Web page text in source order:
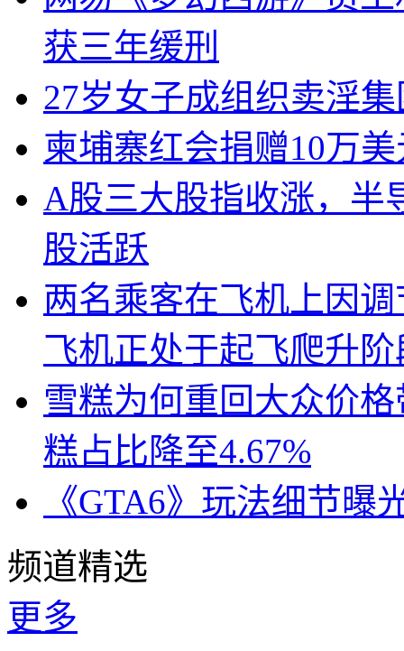
获三年缓刑
27岁女子成组织卖淫
柬埔寨红会捐赠10万
A股三大股指收涨，半
股活跃
两名乘客在飞机上因
飞机正处于起飞爬升阶
雪糕为何重回大众价
糕占比降至4.67%
《GTA6》玩法细节
频道精选
更多